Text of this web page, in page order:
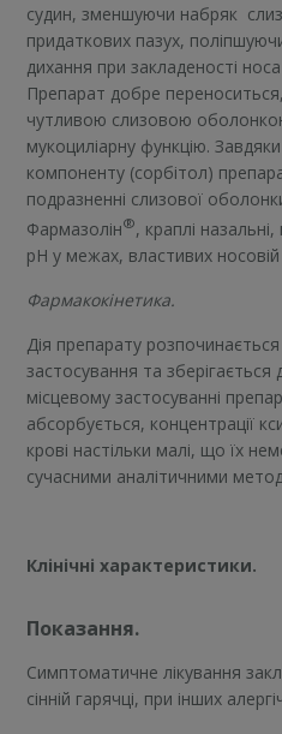
судин, зменшуючи набряк
придаткових пазух,
дихання при закладеності
Препарат добре
чутливою слизовою
мукоциліарну функцію.
компоненту (сорбітол)
подразненні слизової
Фармазолін®, краплі
рН у межах, властивих
Фармакокінетика.
Дія препарату
застосування та
місцевому застосуванні
абсорбується, концентрації
крові настільки малі, що їх
сучасними аналітичними
Клінічні характеристики.
Показання.
Симптоматичне лікування
сінній гарячці, при інших